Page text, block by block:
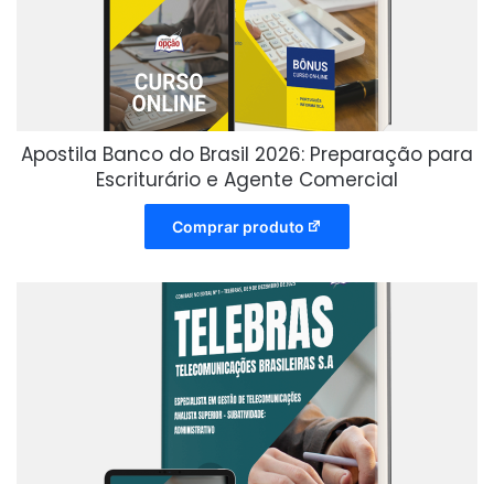
Apostila Banco do Brasil 2026: Preparação para
Escriturário e Agente Comercial
Comprar produto